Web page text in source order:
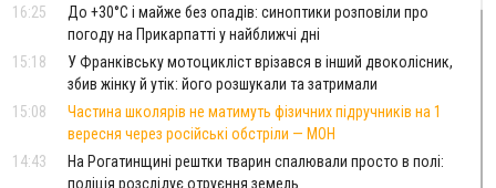
16:25
До +30°C і майже без опадів: синоптики розповіли про
погоду на Прикарпатті у найближчі дні
15:18
У Франківську мотоцикліст врізався в інший двоколісник,
збив жінку й утік: його розшукали та затримали
15:08
Частина школярів не матимуть фізичних підручників на 1
вересня через російські обстріли — МОН
14:43
На Рогатинщині рештки тварин спалювали просто в полі:
поліція розслідує отруєння земель